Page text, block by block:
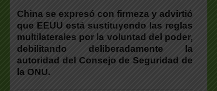
China se expresó con firmeza y advirtió
que EEUU está sustituyendo las reglas
multilaterales por la voluntad del poder,
debilitando deliberadamente la
autoridad del Consejo de Seguridad de
la ONU.